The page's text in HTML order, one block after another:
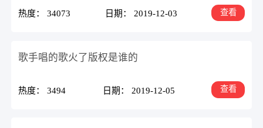
热度： 34073 日期： 2019-12-03 查看
歌手唱的歌火了版权是谁的
热度： 3494 日期： 2019-12-05 查看